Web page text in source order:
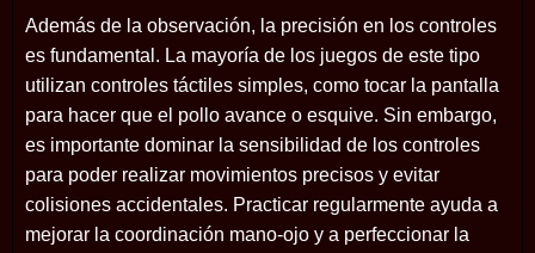
Además de la observación, la precisión en los controles
es fundamental. La mayoría de los juegos de este tipo
utilizan controles táctiles simples, como tocar la pantalla
para hacer que el pollo avance o esquive. Sin embargo,
es importante dominar la sensibilidad de los controles
para poder realizar movimientos precisos y evitar
colisiones accidentales. Practicar regularmente ayuda a
mejorar la coordinación mano-ojo y a perfeccionar la